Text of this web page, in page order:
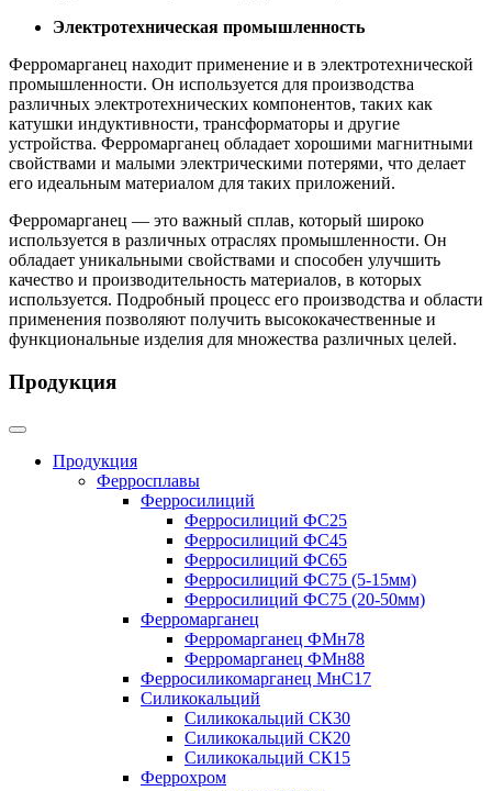
Электротехническая промышленность
Ферромарганец находит применение и в электротехнической
промышленности. Он используется для производства
различных электротехнических компонентов, таких как
катушки индуктивности, трансформаторы и другие
устройства. Ферромарганец обладает хорошими магнитными
свойствами и малыми электрическими потерями, что делает
его идеальным материалом для таких приложений.
Ферромарганец — это важный сплав, который широко
используется в различных отраслях промышленности. Он
обладает уникальными свойствами и способен улучшить
качество и производительность материалов, в которых
используется. Подробный процесс его производства и области
применения позволяют получить высококачественные и
функциональные изделия для множества различных целей.
Продукция
Продукция
Ферросплавы
Ферросилиций
Ферросилиций ФС25
Ферросилиций ФС45
Ферросилиций ФС65
Ферросилиций ФС75 (5-15мм)
Ферросилиций ФС75 (20-50мм)
Ферромарганец
Ферромарганец ФМн78
Ферромарганец ФМн88
Ферросиликомарганец МнС17
Силикокальций
Силикокальций СК30
Силикокальций СК20
Силикокальций СК15
Феррохром